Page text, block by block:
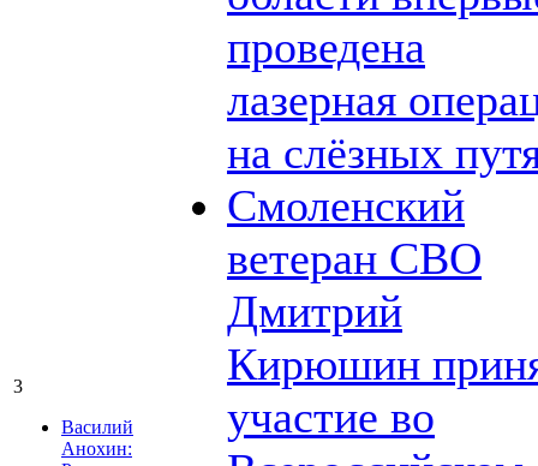
3
Василий
Анохин:
проведена
лазерная
на слёзных
Смоленский
ветеран СВО
Дмитрий
Кирюшин
участие во